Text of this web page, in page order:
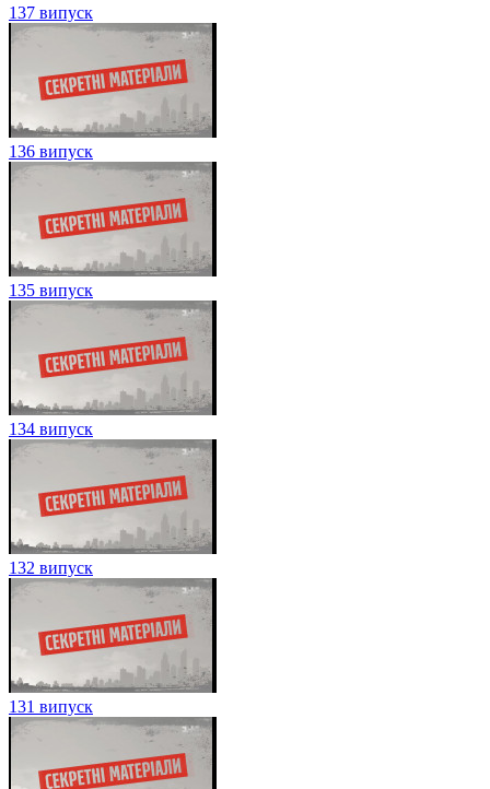
137 випуск
136 випуск
135 випуск
134 випуск
132 випуск
131 випуск